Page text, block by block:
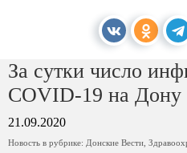
За сутки число
COVID-19 на Дону
21.09.2020
Новость в рубрике: Донские Вести